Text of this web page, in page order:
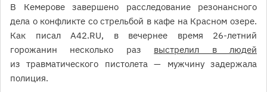
В Кемерове завершено расследование резонансного
дела о конфликте со стрельбой в кафе на Красном озере.
Как писал A42.RU, в вечернее время 26-летний
горожанин несколько раз выстрелил в людей
из травматического пистолета — мужчину задержала
полиция.